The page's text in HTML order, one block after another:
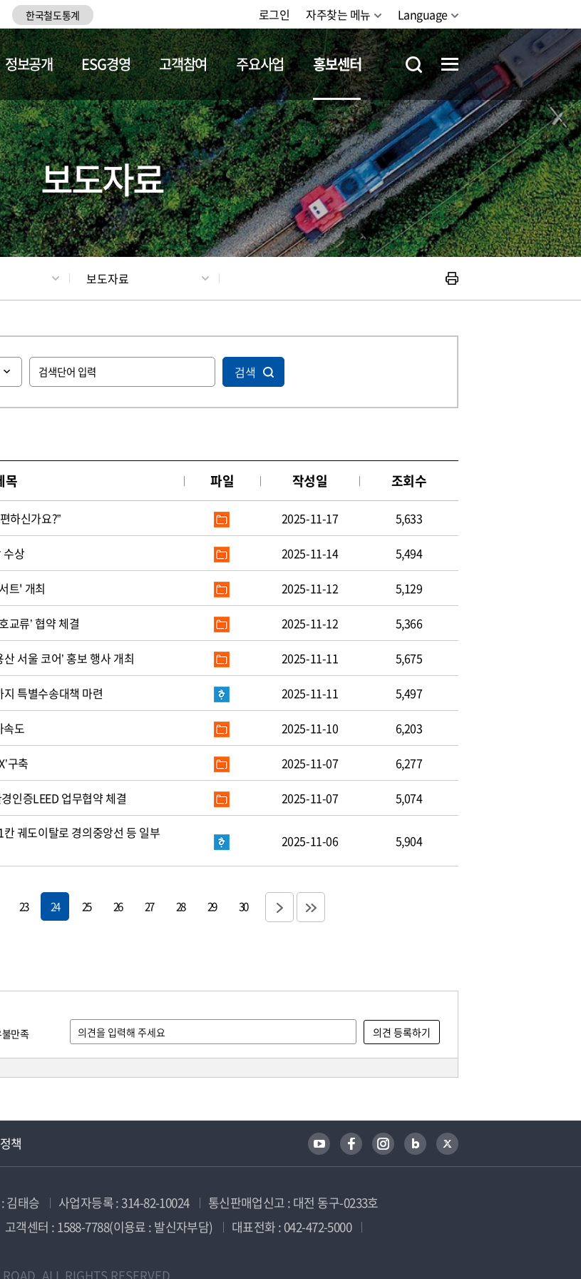
한국철도통계 로그인 자주찾는 메뉴 Language
정보공개 ESG경영 고객참여 주요사업 홍보센터
갤러리 기차소개 철도체험
보도자료
보도자료
검색
목 파일 작성일 조회수
하신가요?” 2025-11-17 5,633
수상 2025-11-14 5,494
코레일, ‘AI 모빌리티 인사이트 북 콘서트' 개최 2025-11-12 5,129
교류’ 협약 체결 2025-11-12 5,366
서울 코어’ 홍보 행사 개최 2025-11-11 5,675
특별수송대책 마련 2025-11-11 5,497
속도 2025-11-10 6,203
구축 2025-11-07 6,277
인증LEED 업무협약 체결 2025-11-07 5,074
경의중앙선 등 일부
2025-11-06 5,904
23 24 25 26 27 28 29 30
불만족
책
김태승 사업자등록 : 314-82-10024
통신판매업신고 : 대전 동구-0233호
고객센터 : 1588-7788(이용료 : 발신자부담)
대표전화 : 042-472-5000
ALL RIGHTS RESERVED.